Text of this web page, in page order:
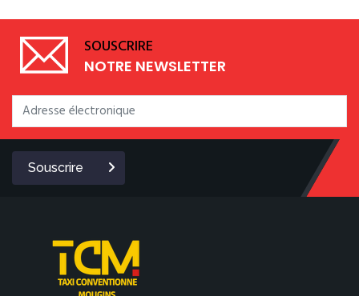
SOUSCRIRE
NOTRE NEWSLETTER
Souscrire